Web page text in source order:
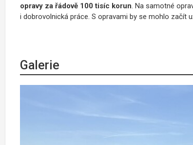
opravy za řádově 100 tisíc korun . Na samotné
i dobrovolnická práce. S opravami by se mohlo začít
Galerie